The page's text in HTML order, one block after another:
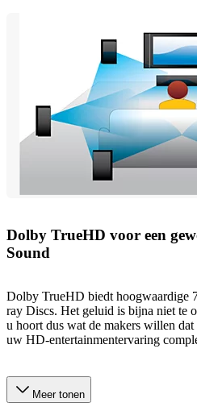
Dolby TrueHD voor een
Sound
Dolby TrueHD biedt hoogwaardige
ray Discs. Het geluid is bijna niet te
u hoort dus wat de makers willen
uw HD-entertainmentervaring
Meer tonen